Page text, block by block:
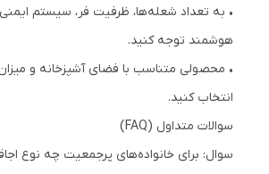
• به تعداد شعله‌ها، ظرفیت فر، سیستم ایمنی
هوشمند توجه کنید.
• محصولی متناسب با فضای آشپزخانه و میزان
انتخاب کنید.
سوالات متداول (FAQ)
سوال: برای خانواده‌های پرجمعیت چه نوع